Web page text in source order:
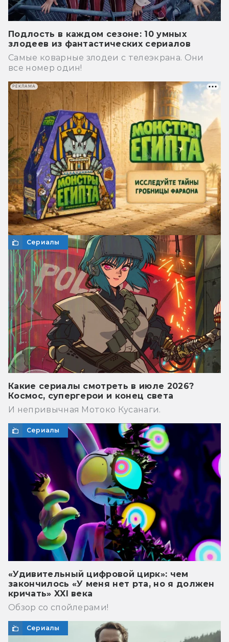
Подлость в каждом сезоне: 10 умных
злодеев из фантастических сериалов
Самые коварные злодеи с телеэкрана. Они
все номер один!
Сериалы
Какие сериалы смотреть в июле 2026?
Космос, супергерои и конец света
И непривычная Мотоко Кусанаги.
Сериалы
«Удивительный цифровой цирк»: чем
закончилось «У меня нет рта, но я должен
кричать» XXI века
Обзор со спойлерами!
Сериалы
РЕКЛАМА